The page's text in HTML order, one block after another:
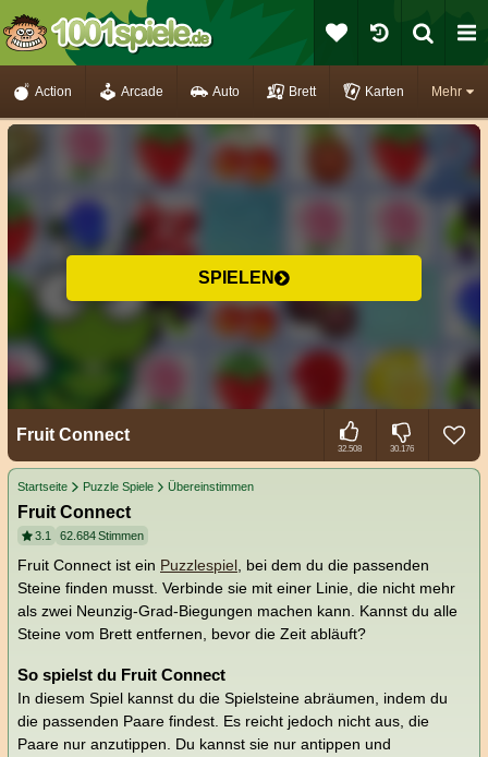
Mehr
Action Arcade Auto Brett Karten
SPIELEN
Fruit Connect
32.508 30.176
Startseite Puzzle Spiele Übereinstimmen
Fruit Connect
3.1 62.684Stimmen
Fruit Connect ist ein Puzzlespiel, bei dem du die passenden
Steine finden musst. Verbinde sie mit einer Linie, die nicht mehr
als zwei Neunzig-Grad-Biegungen machen kann. Kannst du alle
Steine vom Brett entfernen, bevor die Zeit abläuft?
So spielst du Fruit Connect
In diesem Spiel kannst du die Spielsteine abräumen, indem du
die passenden Paare findest. Es reicht jedoch nicht aus, die
Paare nur anzutippen. Du kannst sie nur antippen und